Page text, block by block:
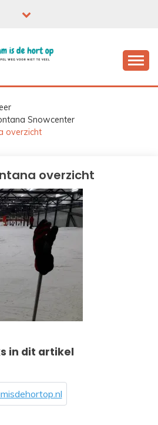
Snowcenter
overzicht
overzicht
in dit artikel